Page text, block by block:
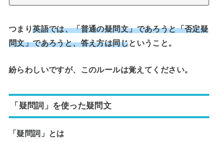
つまり英語では、「普通の疑問文」であろうと「否定疑
問文」であろうと、答え方は同じということ。
紛らわしいですが、このルールは覚えてください。
「疑問詞」を使った疑問文
「疑問詞」とは